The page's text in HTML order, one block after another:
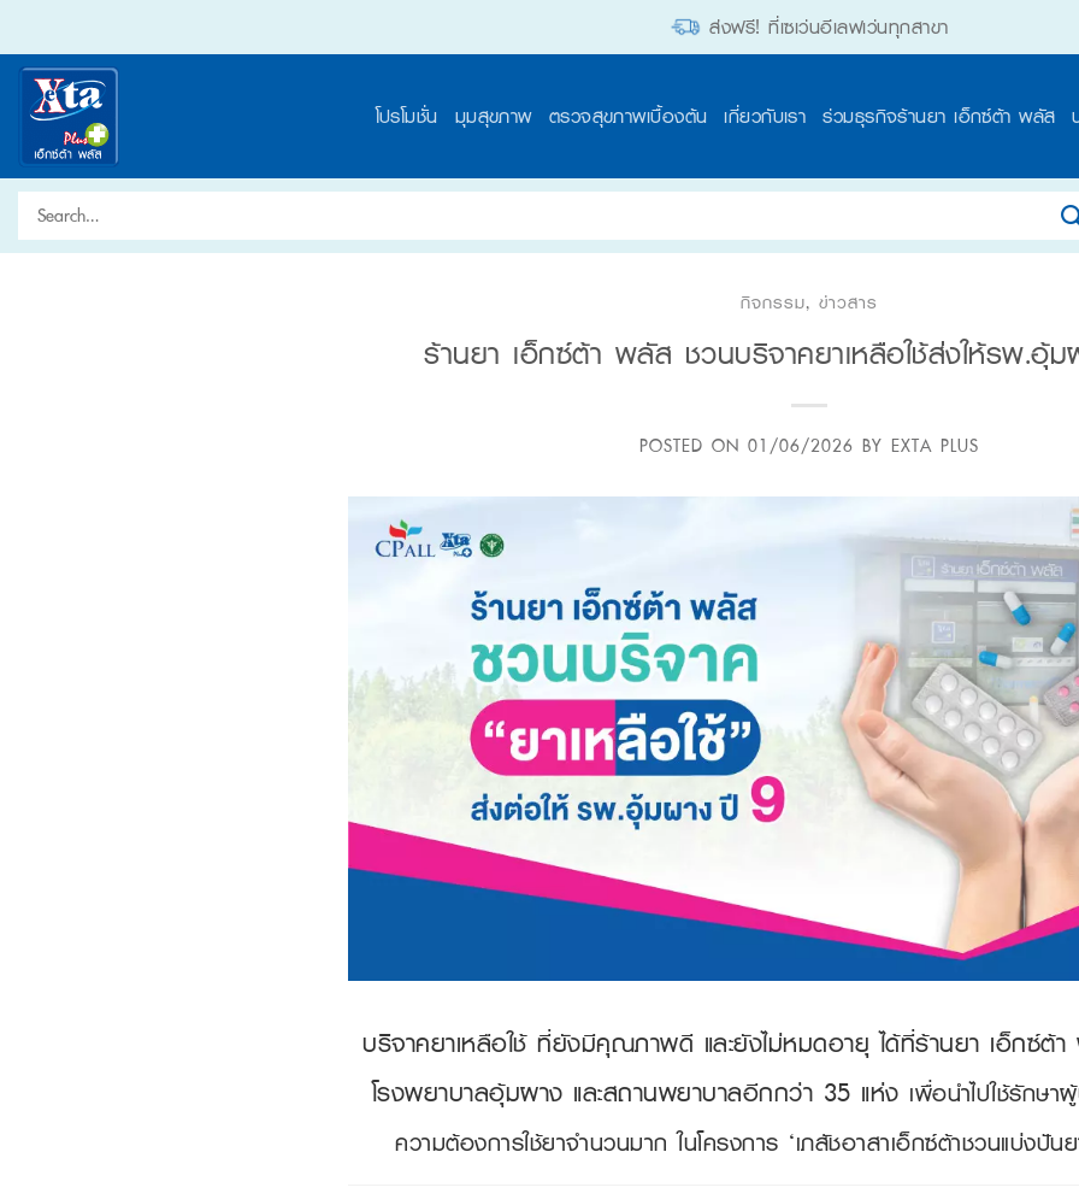
content
ส่งฟรี! ที่เซเว่นอีเลฟเว่นทุกสาขา
โปรโมชั่น มุมสุขภาพ ตรวจสุขภาพเบื้องต้น เกี่ยวกับเรา ร่วมธุรกิจร้านยา เอ็กซ์ต้า พลัส
Search
for:
กิจกรรม, ข่าวสาร
ร้านยา เอ็กซ์ต้า พลัส ชวนบริจาคยาเหลือใช้ส่งให้รพ.อุ้
POSTED ON 01/06/2026 BY EXTA PLUS
บริจาคยาเหลือใช้ ที่ยังมีคุณภาพดี และยังไม่หมดอายุ ได้ที่ร้านยา เอ็กซ์ต้
โรงพยาบาลอุ้มผาง และสถานพยาบาลอีกกว่า 35 แห่ง เพื่อนำไปใช้รักษ
ความต้องการใช้ยาจำนวนมาก ในโครงการ ‘เภสัชอาสาเอ็กซ์ต้าชวนแบ่งปัน